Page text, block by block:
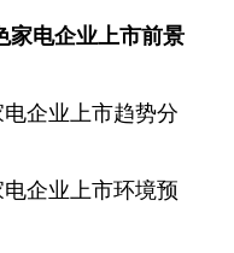
家电企业上市前景
企业上市趋势分
企业上市环境预